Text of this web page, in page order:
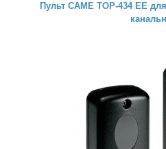
Пульт CAME TOP-434 EE